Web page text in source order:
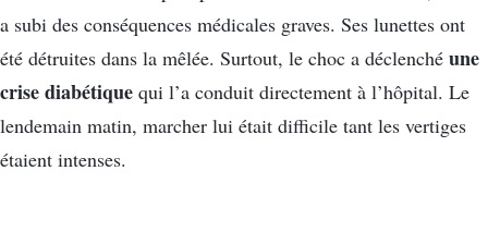
a subi des conséquences médicales graves. Ses lunettes ont
été détruites dans la mêlée. Surtout, le choc a déclenché une
crise diabétique qui l’a conduit directement à l’hôpital. Le
lendemain matin, marcher lui était difficile tant les vertiges
étaient intenses.